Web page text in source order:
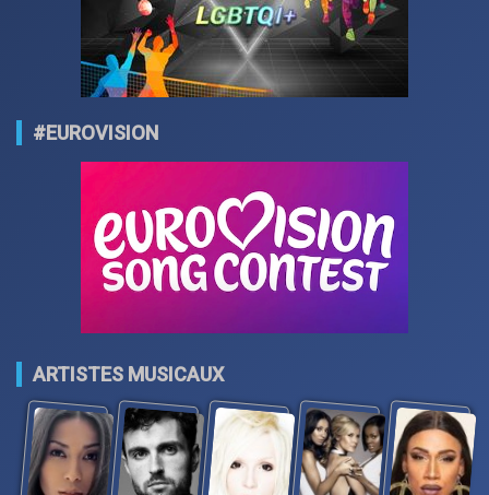
#EUROVISION
ARTISTES MUSICAUX